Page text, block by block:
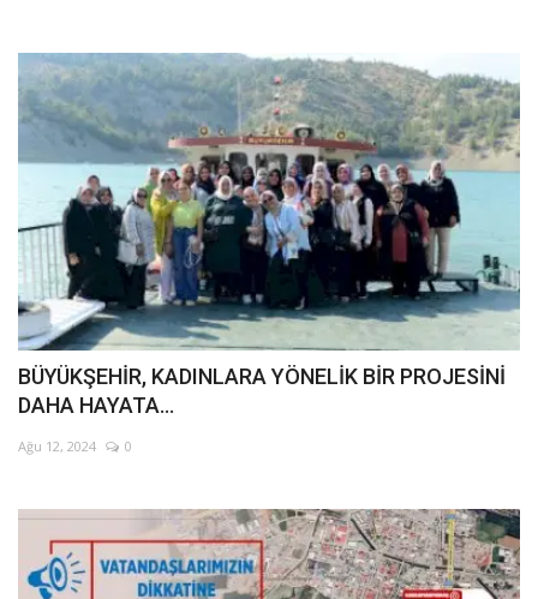
BÜYÜKŞEHİR, KADINLARA YÖNELİK BİR PROJESİNİ
DAHA HAYATA...
Ağu 12, 2024 0